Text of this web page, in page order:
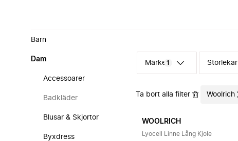
Barn
Dam
Accessoarer
Badkläder
Blusar & Skjortor
Byxdress
Märke 1 Storlekar
Ta bort alla filter Woolrich
WOOLRICH
Lyocell Linne Lång Kjole